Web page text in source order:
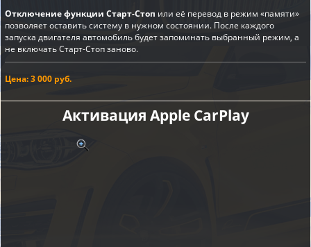
Отключение функции Старт-Стоп или её перевод в режим «памяти»
позволяет оставить систему в нужном состоянии. После каждого
запуска двигателя автомобиль будет запоминать выбранный режим, а
не включать Старт-Стоп заново.
Цена: 3 000 руб.
Активация Apple CarPlay